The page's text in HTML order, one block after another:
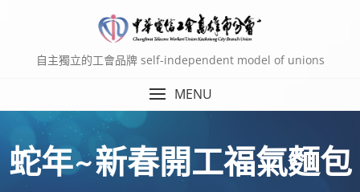
自主獨立的工會品牌 self-independent model of unions
MENU
蛇年~新春開工福氣麵包